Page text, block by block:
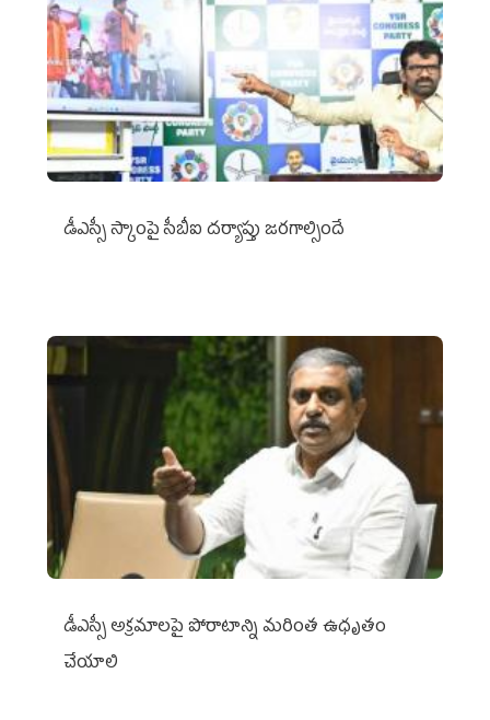
డీఎస్సీ స్కాంపై సీబీఐ దర్యాప్తు జరగాల్సిందే
డీఎస్సీ అక్రమాలపై పోరాటాన్ని మరింత ఉధృతం
చేయాలి